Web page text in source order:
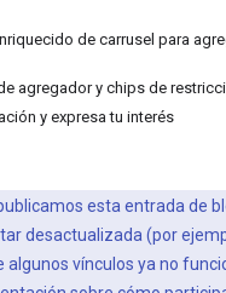
de carrusel para
agregador y chips de
y expresa tu interés
esta entrada de
desactualizada (por
vínculos ya no